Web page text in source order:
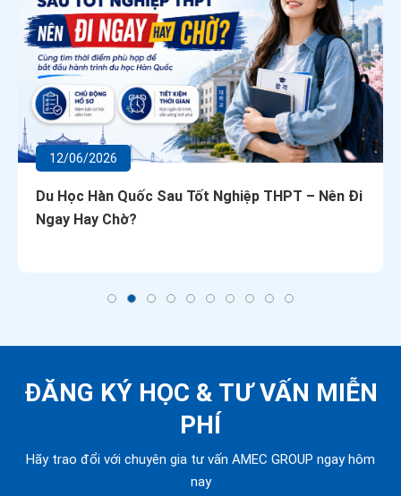
12/06/2026
Du Học Hàn Quốc Sau Tốt Nghiệp THPT – Nên Đi
Ngay Hay Chờ?
ĐĂNG KÝ HỌC & TƯ VẤN MIỄN
PHÍ
Hãy trao đổi với chuyên gia tư vấn AMEC GROUP ngay hôm
nay